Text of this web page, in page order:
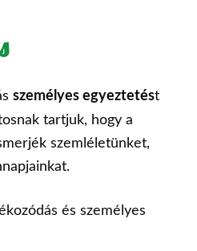
személyes egyeztetést
tartjuk, hogy a
szemléletünket,
és személyes